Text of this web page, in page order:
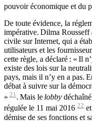
pouvoir économique et du
De toute évidence, la
impérative. Dilma Rousseff
civile sur Internet, qui a
utilisateurs et les
cette règle, a déclaré : « Il
existe des lois sur la
pays, mais il n’y en a pas.
débat à suivre sur la
» 21 . Mais le lobby
régulée le 11 mai 2016 22
démise de ses fonctions et